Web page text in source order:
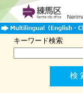
キーワード検索